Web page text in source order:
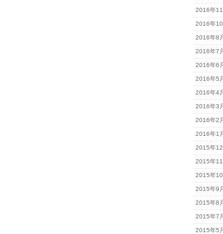
2016年11
2016年10
2016年8
2016年7
2016年6
2016年5
2016年4
2016年3
2016年2
2016年1
2015年12
2015年11
2015年10
2015年9
2015年8
2015年7
2015年5